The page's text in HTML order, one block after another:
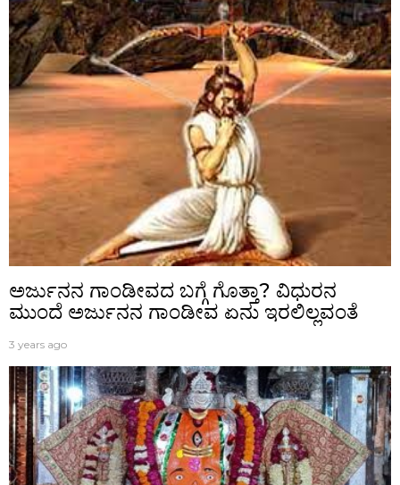
ಅರ್ಜುನನ ಗಾಂಡೀವದ ಬಗ್ಗೆ ಗೊತ್ತಾ? ವಿಧುರನ
ಮುಂದೆ ಅರ್ಜುನನ ಗಾಂಡೀವ ಏನು ಇರಲಿಲ್ಲವಂತೆ
3 years ago